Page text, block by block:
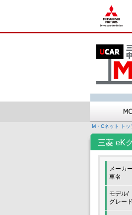
M・Cネット トッ
三菱 eK
メーカ
車名
モデル/
グレード